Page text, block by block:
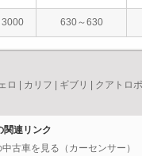
630～630
ロ カリフ ギブリ
クアトロ
関連リンク
古車を見る（カーセンサー）